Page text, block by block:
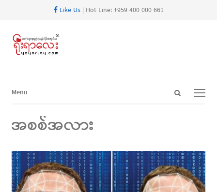
Like Us| Hot Line: +959 400 000 661
Open
Menu
Menu
အစစ်အလား